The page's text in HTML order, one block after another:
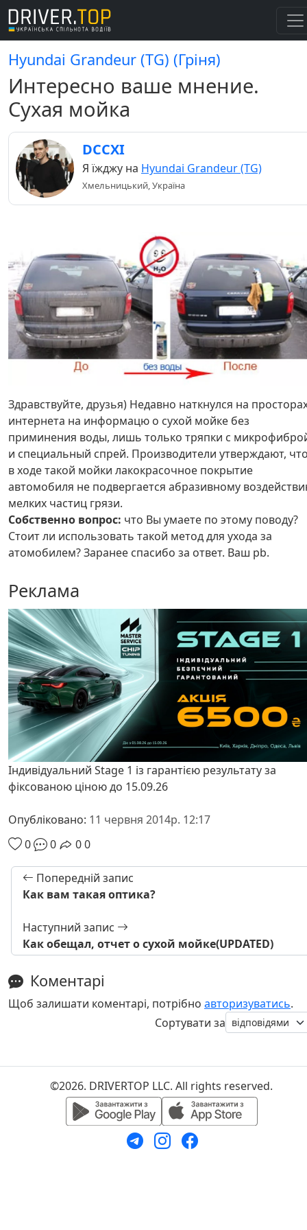
Hyundai Grandeur (TG) (Гріня)
Интересно ваше мнение.
Сухая мойка
DCCXI
Я їжджу на Hyundai Grandeur (TG)
Хмельницький, Україна
Здравствуйте, друзья) Недавно наткнулся на
интернета на информацю о сухой мойке без
приминения воды, лишь только тряпки с
и специальный спрей. Производители утверждают,
в ходе такой мойки лакокрасочное покрытие
автомобиля не подвергается абразивному
мелких частиц грязи.
Собственно вопрос: что Вы умаете по этому поводу?
Стоит ли использовать такой метод для ухода за
атомобилем? Заранее спасибо за ответ. Ваш pb.
Реклама
Індивідуальний Stage 1 із гарантією результату за
фіксованою ціною до 15.09.26
Опубліковано: 11 червня 2014р. 12:17
0
0 00
Попередній запис
Как вам такая оптика?
Наступний запис
Как обещал, отчет о сухой мойке(UPDATED)
Коментарі
Щоб залишати коментарі, потрібно авторизуватись.
Сортувати за
©2026. DRIVERTOP LLC. All rights reserved.